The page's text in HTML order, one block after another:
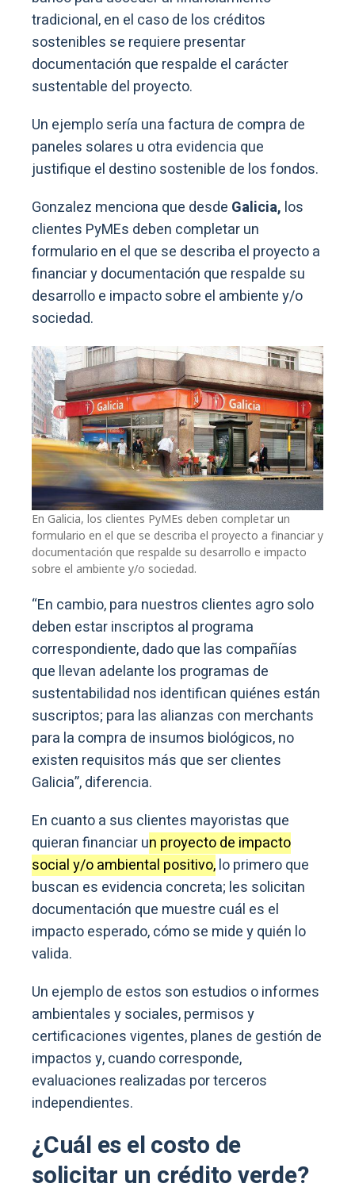
tradicional, en el caso de los créditos
sostenibles se requiere presentar
documentación que respalde el carácter
sustentable del proyecto.
Un ejemplo sería una factura de compra de
paneles solares u otra evidencia que
justifique el destino sostenible de los fondos.
Gonzalez menciona que desde Galicia, los
clientes PyMEs deben completar un
formulario en el que se describa el proyecto a
financiar y documentación que respalde su
desarrollo e impacto sobre el ambiente y/o
sociedad.
En Galicia, los clientes PyMEs deben completar un
formulario en el que se describa el proyecto a financiar y
documentación que respalde su desarrollo e impacto
sobre el ambiente y/o sociedad.
“En cambio, para nuestros clientes agro solo
deben estar inscriptos al programa
correspondiente, dado que las compañías
que llevan adelante los programas de
sustentabilidad nos identifican quiénes están
suscriptos; para las alianzas con merchants
para la compra de insumos biológicos, no
existen requisitos más que ser clientes
Galicia”, diferencia.
En cuanto a sus clientes mayoristas que
quieran financiar un proyecto de impacto
social y/o ambiental positivo,lo primero que
buscan es evidencia concreta; les solicitan
documentación que muestre cuál es el
impacto esperado, cómo se mide y quién lo
valida.
Un ejemplo de estos son estudios o informes
ambientales y sociales, permisos y
certificaciones vigentes, planes de gestión de
impactos y, cuando corresponde,
evaluaciones realizadas por terceros
independientes.
¿Cuál es el costo de
solicitar un crédito verde?